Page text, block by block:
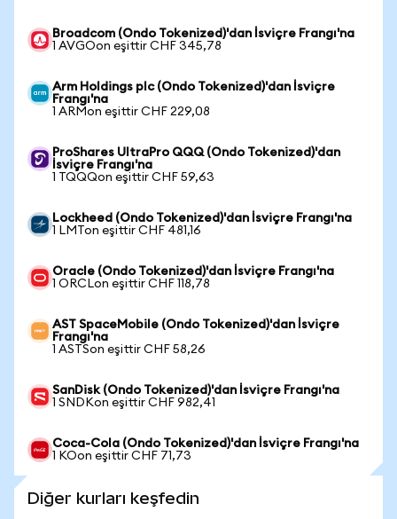
Broadcom (Ondo Tokenized)'dan İsviçre Frangı'na
1 AVGOon eşittir CHF 345,78
Arm Holdings plc (Ondo Tokenized)'dan İsviçre
Frangı'na
1 ARMon eşittir CHF 229,08
ProShares UltraPro QQQ (Ondo Tokenized)'dan
İsviçre Frangı'na
1 TQQQon eşittir CHF 59,63
Lockheed (Ondo Tokenized)'dan İsviçre Frangı'na
1 LMTon eşittir CHF 481,16
Oracle (Ondo Tokenized)'dan İsviçre Frangı'na
1 ORCLon eşittir CHF 118,78
AST SpaceMobile (Ondo Tokenized)'dan İsviçre
Frangı'na
1 ASTSon eşittir CHF 58,26
SanDisk (Ondo Tokenized)'dan İsviçre Frangı'na
1 SNDKon eşittir CHF 982,41
Coca-Cola (Ondo Tokenized)'dan İsviçre Frangı'na
1 KOon eşittir CHF 71,73
Diğer kurları keşfedin